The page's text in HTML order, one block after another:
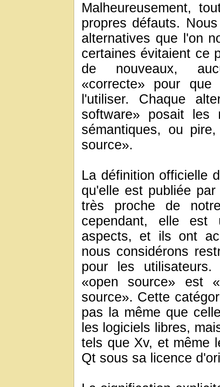
Malheureusement,
propres défauts.
alternatives que l'on
certaines évitaient ce
de nouveaux,
«correcte» pour
l'utiliser. Chaque
software» posait les
sémantiques, ou
source».
La définition officielle
qu'elle est publiée
très proche de
cependant, elle est
aspects, et ils ont
nous considérons
pour les
«open source» est
source». Cette
pas la même que
les logiciels libres,
tels que Xv, et même
Qt sous sa licence